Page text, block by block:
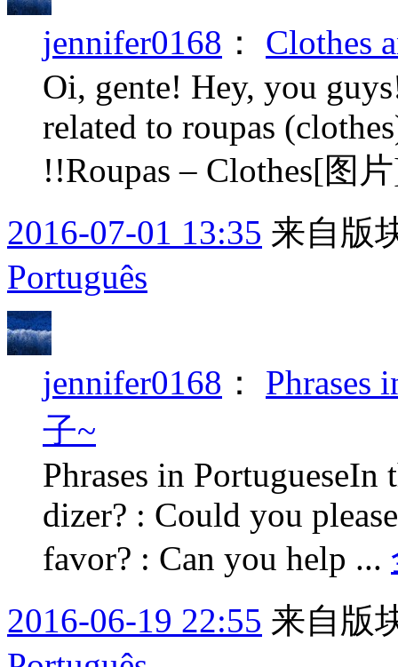
jennifer0168 ： Clothes
Oi, gente! Hey, you
related to roupas
!!Roupas – Clothes[图
2016-07-01 13:35 来自版
Português
jennifer0168 ： Phrases
子~
Phrases in PortugueseIn
dizer? : Could you
favor? : Can you help ...
2016-06-19 22:55 来自版